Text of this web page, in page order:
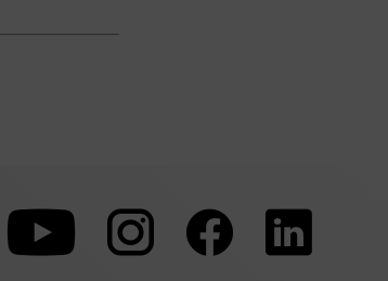
Zu
unserer
Zu
unserer
Zu
unserer